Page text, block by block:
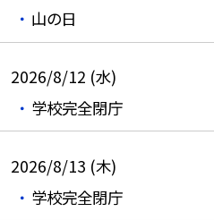
山の日
2026/8/12 (水)
学校完全閉庁
2026/8/13 (木)
学校完全閉庁